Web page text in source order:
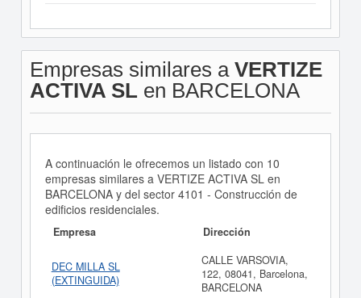
Empresas similares a VERTIZE
ACTIVA SL en BARCELONA
A continuación le ofrecemos un listado con 10
empresas similares a VERTIZE ACTIVA SL en
BARCELONA y del sector 4101 - Construcción de
edificios residenciales.
Empresa Dirección
DEC MILLA SL
(EXTINGUIDA)
CALLE VARSOVIA,
122, 08041, Barcelona,
BARCELONA